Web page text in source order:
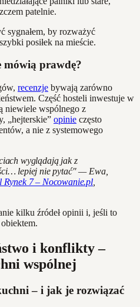
patelnie.
sygnałem, by rozważyć
posiłek na mieście.
mówią prawdę?
recenzje bywają zarówno
Część hosteli inwestuje w
niewiele wspólnego z
„hejterskie” opinie często
a nie z systemowego
wyglądają jak z
lepiej nie pytać" — Ewa,
Rynek 7 – Nocowanie.pl
kilku źródeł opinii i, jeśli to
i konflikty –
wspólnej
– i jak je rozwiązać